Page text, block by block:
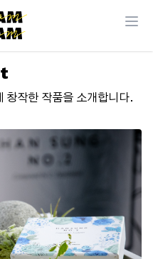
창작한 작품을 소개합니다.